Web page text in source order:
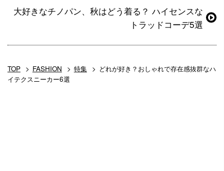
大好きなチノパン、秋はどう着る？ ハイセンスな
トラッドコーデ5選
TOP FASHION 特集
どれが好き？おしゃれで存在感抜群なハ
イテクスニーカー6選